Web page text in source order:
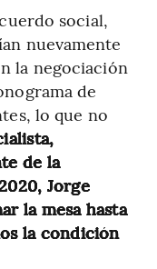
social,
nuevamente
la negociación
de
lo que no
de la
Jorge
la mesa hasta
la condición